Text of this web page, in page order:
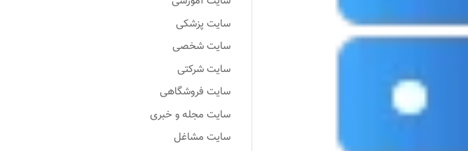
سایت پزشکی
سایت شخصی
سایت شرکتی
سایت فروشگاهی
سایت مجله و خبری
سایت مشاغل